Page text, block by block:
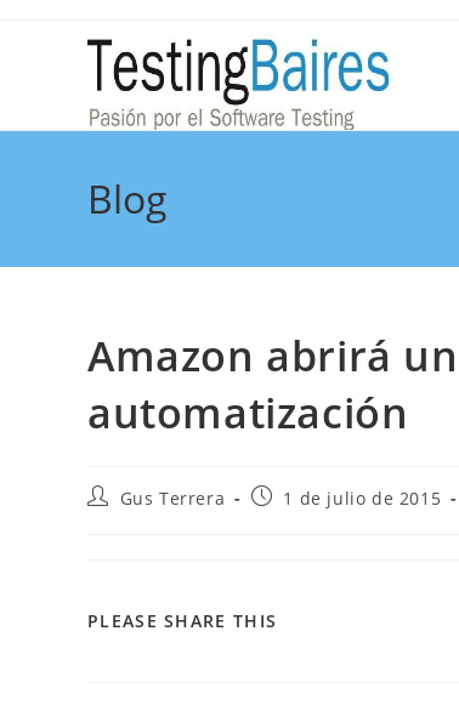
Blog
Amazon abrirá
automatización
Gus Terrera 1 de julio de 2015
PLEASE SHARE THIS